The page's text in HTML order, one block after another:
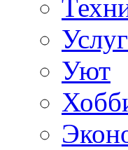
Уют